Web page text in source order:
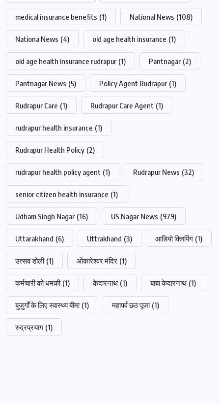
medical insurance benefits (1) National News (108)
Nationa News (4) old age health insurance (1)
old age health insurance rudrapur (1) Pantnagar (2)
Pantnagar News (5) Policy Agent Rudrapur (1)
Rudrapur Care (1) Rudrapur Care Agent (1)
rudrapur health insurance (1)
Rudrapur Health Policy (2)
rudrapur health policy agent (1) Rudrapur News (32)
senior citizen health insurance (1)
Udham Singh Nagar (16) US Nagar News (979)
Uttarakhand (6) Uttrakhand (3) आडियो क्लिपिंग (1)
उत्सव डोली (1) ओंकारेश्वर मंदिर (1)
कर्मचारी को धमकी (1) केदारनाथ (1) बाबा केदारनाथ (1)
बुज़ुर्गों के लिए स्वास्थ्य बीमा (1) महापर्व छठ पूजा (1)
रुद्रप्रयाग (1)